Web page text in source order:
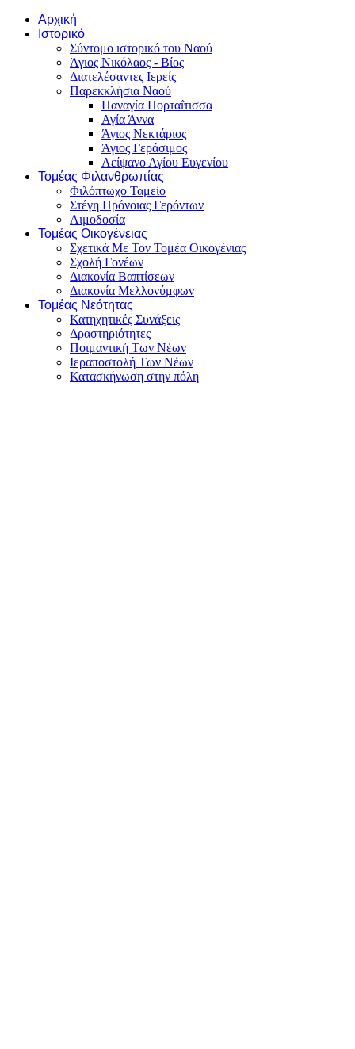
Αρχική
Ιστορικό
Σύντομο ιστορικό του Ναού
Άγιος Νικόλαος - Βίος
Διατελέσαντες Ιερείς
Παρεκκλήσια Ναού
Παναγία Πορταΐτισσα
Αγία Άννα
Άγιος Νεκτάριος
Άγιος Γεράσιμος
Λείψανο Αγίου Ευγενίου
Τομέας Φιλανθρωπίας
Φιλόπτωχο Ταμείο
Στέγη Πρόνοιας Γερόντων
Αιμοδοσία
Τομέας Οικογένειας
Σχετικά Με Τον Τομέα Οικογένιας
Σχολή Γονέων
Διακονία Βαπτίσεων
Διακονία Μελλονύμφων
Τομέας Νεότητας
Κατηχητικές Συνάξεις
Δραστηριότητες
Ποιμαντική Των Νέων
Ιεραποστολή Των Νέων
Κατασκήνωση στην πόλη